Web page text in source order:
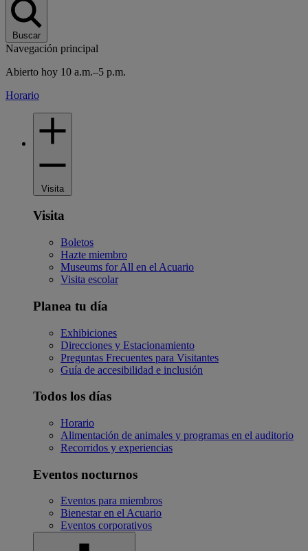
Buscar
Navegación principal
Abierto hoy 10 a.m.–5 p.m.
Horario
Visita
Visita
Boletos
Hazte miembro
Museums for All en el Acuario
Visita escolar
Planea tu día
Exhibiciones
Direcciones y Estacionamiento
Preguntas Frecuentes para Visitantes
Guía de accesibilidad e inclusión
Todos los días
Horario
Alimentación de animales y programas en el auditorio
Recorridos y experiencias
Eventos nocturnos
Eventos para miembros
Bienestar en el Acuario
Eventos corporativos